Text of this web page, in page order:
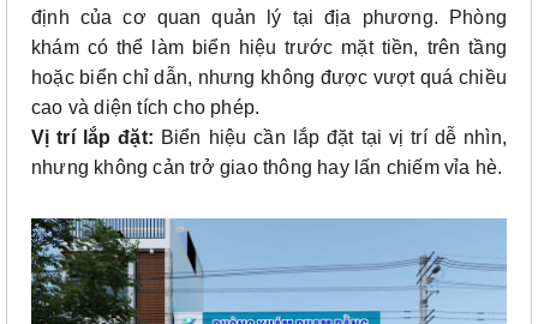
định của cơ quan quản lý tại địa phương. Phòng
khám có thể làm biển hiệu trước mặt tiền, trên tầng
hoặc biển chỉ dẫn, nhưng không được vượt quá chiều
cao và diện tích cho phép.
Vị trí lắp đặt: Biển hiệu cần lắp đặt tại vị trí dễ nhìn,
nhưng không cản trở giao thông hay lấn chiếm vỉa hè.